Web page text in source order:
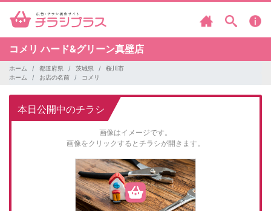
コメリハード&グリーン真壁店
ホーム 都道府県 茨城県
桜川市
ホーム
お店の名前 コメリ
本日公開中のチラシ
画像はイメージです。
画像をクリックするとチラシが開きます。